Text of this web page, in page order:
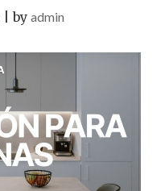
|by admin